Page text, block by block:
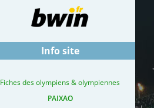
Info site
Fiches des olympiens & olympiennes
PAIXAO